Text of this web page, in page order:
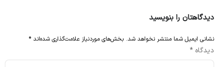
دیدگاهتان را بنویسید
نشانی ایمیل شما منتشر نخواهد شد. بخش‌های موردنیاز علامت‌گذاری شده‌اند *
دیدگاه *